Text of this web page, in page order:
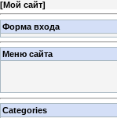
[Мой сайт]
Форма входа
Меню сайта
Categories